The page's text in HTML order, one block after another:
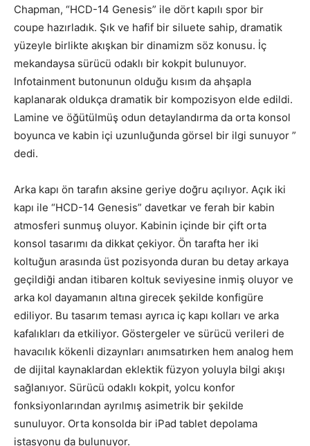
Chapman, “HCD-14 Genesis” ile dört kapılı spor bir
coupe hazırladık. Şık ve hafif bir siluete sahip, dramatik
yüzeyle birlikte akışkan bir dinamizm söz konusu. İç
mekandaysa sürücü odaklı bir kokpit bulunuyor.
Infotainment butonunun olduğu kısım da ahşapla
kaplanarak oldukça dramatik bir kompozisyon elde edildi.
Lamine ve öğütülmüş odun detaylandırma da orta konsol
boyunca ve kabin içi uzunluğunda görsel bir ilgi sunuyor ”
dedi.
Arka kapı ön tarafın aksine geriye doğru açılıyor. Açık iki
kapı ile “HCD-14 Genesis” davetkar ve ferah bir kabin
atmosferi sunmuş oluyor. Kabinin içinde bir çift orta
konsol tasarımı da dikkat çekiyor. Ön tarafta her iki
koltuğun arasında üst pozisyonda duran bu detay arkaya
geçildiği andan itibaren koltuk seviyesine inmiş oluyor ve
arka kol dayamanın altına girecek şekilde konfigüre
ediliyor. Bu tasarım teması ayrıca iç kapı kolları ve arka
kafalıkları da etkiliyor. Göstergeler ve sürücü verileri de
havacılık kökenli dizaynları anımsatırken hem analog hem
de dijital kaynaklardan eklektik füzyon yoluyla bilgi akışı
sağlanıyor. Sürücü odaklı kokpit, yolcu konfor
fonksiyonlarından ayrılmış asimetrik bir şekilde
sunuluyor. Orta konsolda bir iPad tablet depolama
istasyonu da bulunuyor.